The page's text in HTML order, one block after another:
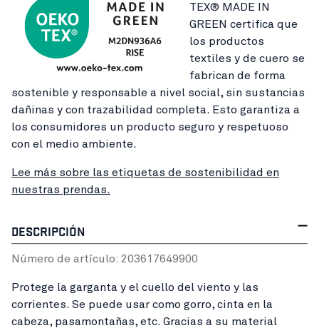
TEX® MADE IN
GREEN certifica que
los productos
textiles y de cuero se
fabrican de forma
sostenible y responsable a nivel social, sin sustancias
dañinas y con trazabilidad completa. Esto garantiza a
los consumidores un producto seguro y respetuoso
con el medio ambiente.
Lee más sobre las etiquetas de sostenibilidad en
nuestras prendas.
DESCRIPCIÓN
Número de artículo: 203617649900
Protege la garganta y el cuello del viento y las
corrientes. Se puede usar como gorro, cinta en la
cabeza, pasamontañas, etc. Gracias a su material